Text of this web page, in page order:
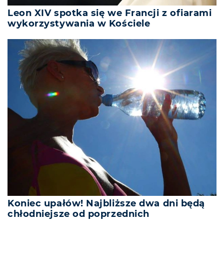
Leon XIV spotka się we Francji z ofiarami
wykorzystywania w Kościele
Koniec upałów! Najbliższe dwa dni będą
chłodniejsze od poprzednich